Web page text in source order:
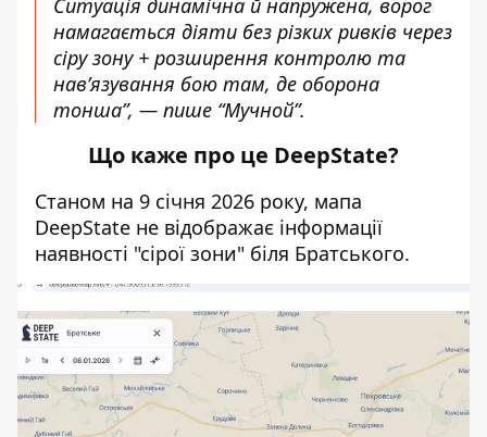
Ситуація динамічна й напружена, ворог
намагається діяти без різких ривків через
сіру зону + розширення контролю та
нав’язування бою там, де оборона
тонша”, — пише “Мучной”.
Що каже про це DeepState?
Станом на 9 січня 2026 року, мапа
DeepState не відображає інформації
наявності "сірої зони" біля Братського.